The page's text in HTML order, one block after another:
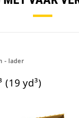
- lader
(19 yd³)